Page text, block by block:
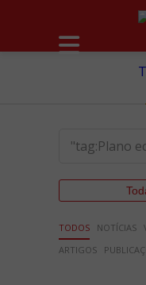
TODOS NOTÍCIAS
ARTIGOS